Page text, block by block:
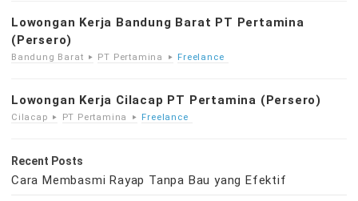
Lowongan Kerja Bandung Barat PT Pertamina
(Persero)
Bandung Barat PT Pertamina Freelance
Lowongan Kerja Cilacap PT Pertamina (Persero)
Cilacap PT Pertamina Freelance
Recent Posts
Cara Membasmi Rayap Tanpa Bau yang Efektif